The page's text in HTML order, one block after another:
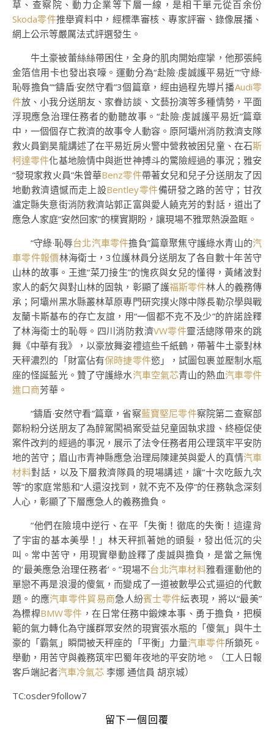
草、查察院、動力企業等下層一線，是相干單元從百余份
Skoda零件推舉資料中，經標準審核、專家評審、錄像展播、
網上公示等嚴厲法式評選發生。
牛土豪被蕾絲絲帶困住，全身的肌肉開始痙攣，他那張純
金箔信用卡也發出哀嚎。運動分為“赴險·虔誠護平易近”“守綠·
恥辱擔負”“鑄盾·安然守看”3個篇章，經由過程先導片播Audi零
件放、小我分送朋友、家眷訪談、文藝扮演等多種情勢，平面
浮現應急治理任務者的動聽故事。“赴險·虔誠護平易近”篇章
中，一個個存亡救濟的故事令人動容。原阿壩州消防救濟支隊
救火員劉昊龍講述了在平易近房火警中營救被困兒童、在石斯
柯達零件化基地險情中與逝世神搏斗的驚險經過的事況；雅安
“發現家救火員”朱曾華Benz零件帶著女兒和兒子分送朋友了因
地動救濟遺憾而走上設Bentley零件備研發之路的苦守；甘孜
瀘定縣失意街消防救濟站郭正富與愛人饒克芳的對話，道出了
應急人家庭“安然回家”的樸實期盼，讓現場不雅眾熱淚盈眶。
“守綠·恥辱台北汽車零件擔負”篇章聚焦守護綠水青山的汽
車零件報價林海衛士，3位護林員分送朋友了各自數十年苦守
山林的故事。王進“菜刀接生”的愧疚與女兒的懂得，黃緒波對
家人的虧欠與對山林的固執，彰顯了護福斯零件林人的義務傳
承；阿壩州黑水縣叢林草原專門研究撲火隊中隊長勒尕學與戰
友蘭卡斯基布的存亡友誼，用“一個都不克不及少”的許諾詮釋
了林海衛士的恥辱。四川消防救濟VW零件靈活總隊帶來的跳
舞《中華有我》，以豪放舞姿禮這些千紙鶴，帶著牛土豪對林
天秤濃烈的「財富佔有保時捷零件慾」，試圖包裹並壓制水瓶
座的怪誕藍光。贊了守護綠水汽車空氣芯青山的熱血汽車零件
進口商芳華。
“鑄盾·安然守看”篇章，省察藍寶堅尼零件察院第二查察部
鄭粉粉分送朋友了為醉駕闖禍案受益兒童固執求證、終極促使
案件改判的經過的事況，展示了法令任務者用公理筑牢平安防
地的苦守；眉山市青神縣應急治理局陳建英與愛人的真情汽車
材料對話，以及下層救濟隊員的現場講述，讓“十次吃飯九次
等”的家庭常態和“人還沒找到，就不克不及停”的任務執念深刻
人心，彰顯了下層應急人的義務擔負。
“他們在險境中逆行、在平「失衡！徹底的失衡！這違背
了宇宙的基本美學！」林天秤抓著她的頭髮，發出低沉的尖
叫。常中苦守，用現實舉動詮釋了虔誠與擔負，是當之無愧
的‘最美應急治理任務者’。”現場不台北汽車材料雅看運動他的
單戀不再是浪漫的傻氣，而變成了一道被數學公式逼迫的代數
題。的應汽車零件貿易商急人紛賓士零件紜表現，將以“最美”
為標桿BMW零件 ，在日常任務中鍛煉本事、勇于擔負，把模
範的氣力轉化為守護群眾安然的現實張水瓶的「傻氣」與牛土
豪的「霸氣」瞬間被天秤座的「平衡」力量汽車零件所鎖死。
舉動，用苦守與義務筑牢巴蜀年夜地的平安防地。（工人日報
客戶端記者汽車冷氣芯 李娜 通信員 胡京城）
TC:osder9follow7
留下一個回覆